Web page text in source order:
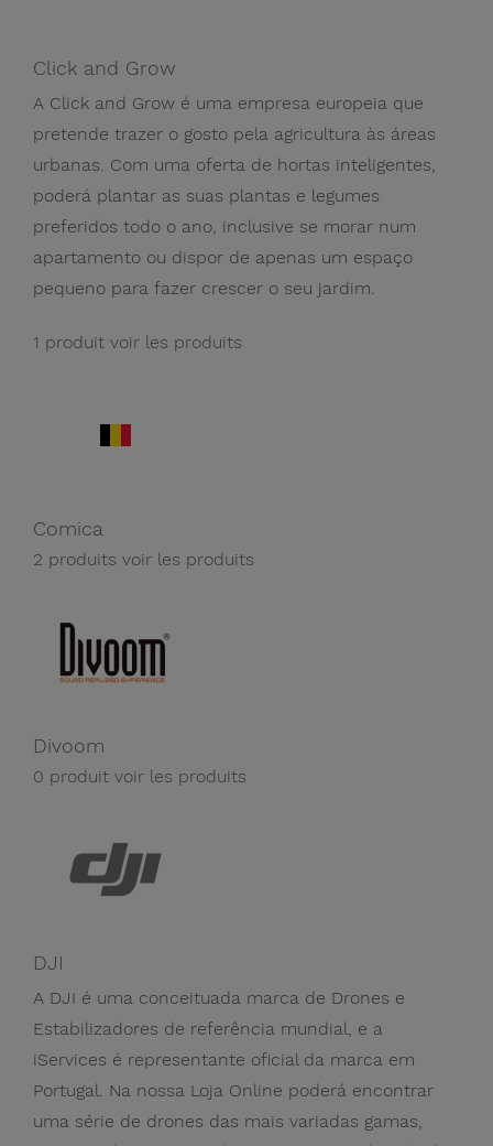
Click and Grow
A Click and Grow é uma empresa europeia que
pretende trazer o gosto pela agricultura às áreas
urbanas. Com uma oferta de hortas inteligentes,
poderá plantar as suas plantas e legumes
preferidos todo o ano, inclusive se morar num
apartamento ou dispor de apenas um espaço
pequeno para fazer crescer o seu jardim.
1 produit voir les produits
Comica
2 produits voir les produits
Divoom
0 produit voir les produits
DJI
A DJI é uma conceituada marca de Drones e
Estabilizadores de referência mundial, e a
iServices é representante oficial da marca em
Portugal. Na nossa Loja Online poderá encontrar
uma série de drones das mais variadas gamas,